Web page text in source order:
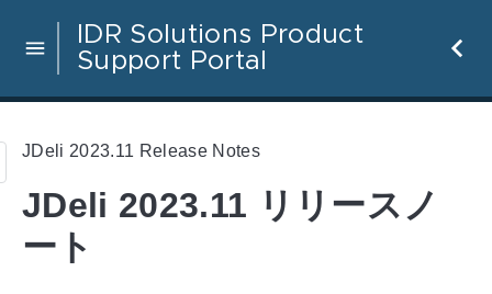
IDR Solutions Product
Support Portal
JDeli 2023.11 Release Notes
JDeli 2023.11 リリースノ
ート